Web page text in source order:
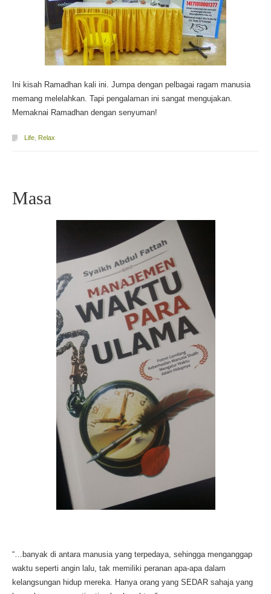
Ini kisah Ramadhan kali ini. Jumpa dengan pelbagai ragam manusia
memang melelahkan. Tapi pengalaman ini sangat mengujakan.
Memaknai Ramadhan dengan senyuman!
Life, Relax
Masa
“…banyak di antara manusia yang terpedaya, sehingga menganggap
waktu seperti angin lalu, tak memiliki peranan apa-apa dalam
kelangsungan hidup mereka. Hanya orang yang SEDAR sahaja yang